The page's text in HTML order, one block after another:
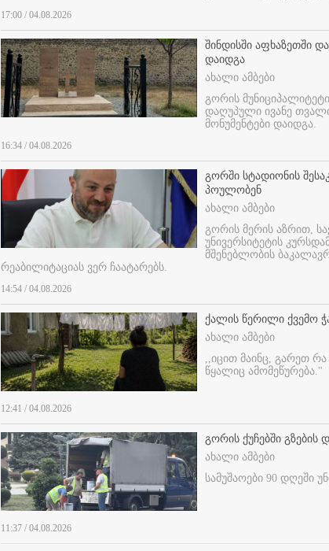
17:00 / 04.08.2026
შინდისში აფხაზეთში
დაიდგა
ახალი ამბები
გორის
დაღუპული ივანე
მონუმენტები დაიდგა.
16:34 / 04.08.2026
გორში სტადიონის
პოულობენ
ახალი ამბები
გორის მერის აზრით,
უნივერსიტეტის
მშენებლობის
რეაბილიტაციას ვერ ჩაატარებს.
14:54 / 04.08.2026
ქალის წერილი ქვემო
ახალი ამბები
,,იცით მაინც, გარეთ
წყალიც ამომეწურება."
12:41 / 04.08.2026
გორის ქუჩებში გზების
ახალი ამბები
სამუშაოები 90 დღეში
11:37 / 04.08.2026